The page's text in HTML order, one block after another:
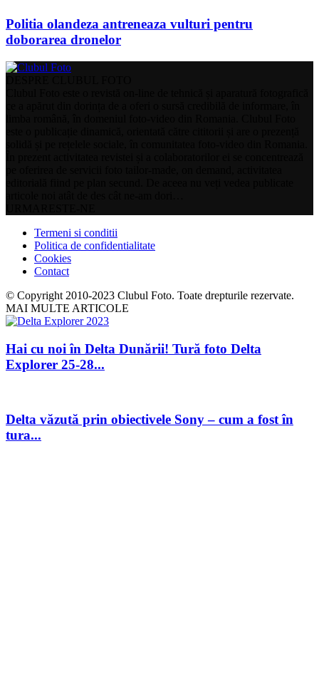
Politia olandeza antreneaza vulturi pentru
doborarea dronelor
Termeni si conditii
Politica de confidentialitate
Cookies
Contact
© Copyright 2010-2023 Clubul Foto. Toate drepturile rezervate.
MAI MULTE ARTICOLE
Hai cu noi în Delta Dunării! Tură foto Delta
Explorer 25-28...
Delta văzută prin obiectivele Sony – cum a fost în
tura...